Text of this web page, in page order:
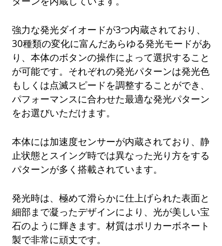
強力な発光ダイオードが3つ内蔵されており、
30種類の変化に富んだあらゆる発光モードがあ
り、本体のボタンの操作によって選択すること
が可能です。それぞれの発光パターンは発光色
もしくは点滅スピードを調整することができ、
パフォーマンスに合わせた最適な発光パターン
をお選びいただけます。
本体には加速度センサーが内蔵されており、静
止状態とスイング時では異なった光り方をする
パターンが多く搭載されています。
発光時は、極めて滑らかに仕上げられた表面と
細部まで凝ったデザインにより、光が美しい宝
石のように輝きます。材質はポリカーボネート
製で非常に頑丈です。